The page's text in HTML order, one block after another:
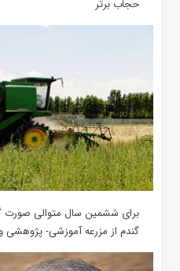
حجاب برتر
برای ششمین سال متوالی
گندم از مزرعه آموزشی- پژوهشی